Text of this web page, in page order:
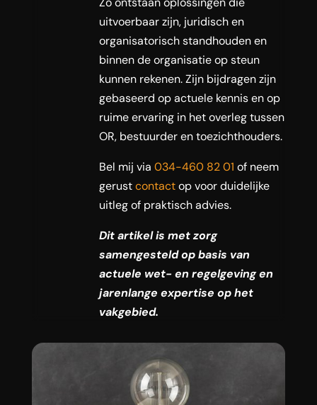
uitvoerbaar zijn, juridisch en
organisatorisch standhouden en
binnen de organisatie op steun
kunnen rekenen. Zijn bijdragen zijn
gebaseerd op actuele kennis en op
ruime ervaring in het overleg tussen
OR, bestuurder en toezichthouders.
Bel mij via 034-460 82 01 of neem
gerustcontactop voor duidelijke
uitleg of praktisch advies.
Dit artikel is met zorg
samengesteld op basis van
actuele wet- en regelgeving en
jarenlange expertise op het
vakgebied.